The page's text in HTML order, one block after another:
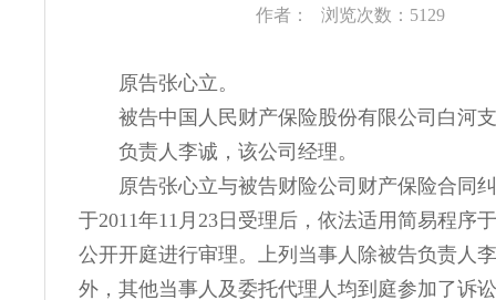
作者：
浏览次数：5129
原告张心立。
被告中国人民财产保险股份有限公司白河
负责人李诚，该公司经理。
原告张心立与被告财险公司财产保险合同
于2011年11月23日受理后，依法适用简易程序
公开开庭进行审理。上列当事人除被告负责人
外，其他当事人及委托代理人均到庭参加了诉